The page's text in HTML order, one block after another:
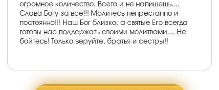
огромное количество. Всего и не напишешь....
Слава Богу за все!!! Молитесь непрестанно и
постоянно!!! Наш Бог близко, а святые Его всегда
готовы нас поддержать своими молитвами.... Не
бойтесь! Только веруйте, братья и сестры!!